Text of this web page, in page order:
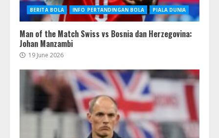
BERITA BOLA INFO PERTANDINGAN BOLA PIALA DUNIA
Man of the Match Swiss vs Bosnia dan Herzegovina:
Johan Manzambi
19 June 2026